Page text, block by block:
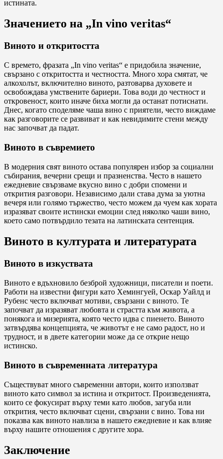
истината.
Значението на „In vino veritas“
Виното и откритостта
С времето, фразата „In vino veritas“ е придобила значение,
свързано с откритостта и честността. Много хора смятат, че
алкохолът, включително виното, разтоварва духовете и
освобождава умствените бариери. Това води до честност и
откровеност, които иначе биха могли да останат потиснати.
Днес, когато споделяме чаша вино с приятели, често виждаме
как разговорите се развиват и как невидимите стени между
нас започват да падат.
Виното в съвремието
В модерния свят виното остава популярен избор за социални
събирания, вечерни срещи и празненства. Често в нашето
ежедневие свързваме вкусно вино с добри спомени и
открития разговори. Независимо дали става дума за уютна
вечеря или голямо тържество, често можем да чуем как хората
изразяват своите истински емоции след няколко чаши вино,
което само потвърдило тезата на латинската сентенция.
Виното в културата и литературата
Виното в изкуствата
Виното е вдъхновило безброй художници, писатели и поети.
Работи на известни фигури като Хемингуей, Оскар Уайлд и
Рубенс често включват мотиви, свързани с виното. Те
започват да изразяват любовта и страстта към живота, а
понякога и мизерията, която често идва с пиенето. Виното
затвърдява концепцията, че животът е не само радост, но и
трудност, и в двете категории може да се открие нещо
истинско.
Виното в съвременната литература
Съществуват много съвременни автори, които използват
виното като символ за истина и откритост. Произведенията,
които се фокусират върху теми като любов, загуба или
открития, често включват сцени, свързани с вино. Това ни
показва как виното навлиза в нашето ежедневие и как влияе
върху нашите отношения с другите хора.
Заключение